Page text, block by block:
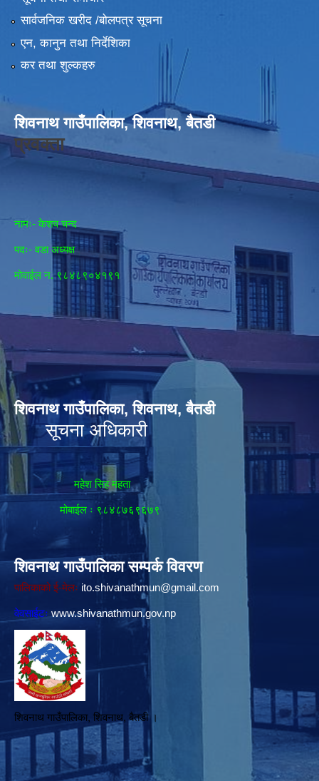
सार्वजनिक खरीद /बोलपत्र सूचना
एन, कानुन तथा निर्देशिका
कर तथा शुल्कहरु
शिवनाथ गाउँपालिका, शिवनाथ, बैतडी
प्रवक्ता
नामः- केशव चन्द
पदः- वडा अध्यक्ष
मोवाईल न‌. ९८४८९०४१९१
शिवनाथ गाउँपालिका, शिवनाथ, बैतडी
सूचना अधिकारी
महेश सिह महता
मोबाईल ः ९८४८७६९६७९
शिवनाथ गाउँपालिका सम्पर्क विवरण
पालिकाको ई-मेलः ito.shivanathmun@gmail.com
वेवसाईटः www.shivanathmun.gov.np
शिवनाथ गाउँपालिका, शिवनाथ, बैतडी ।